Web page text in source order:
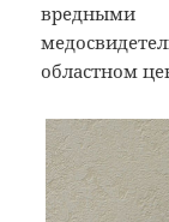
областном